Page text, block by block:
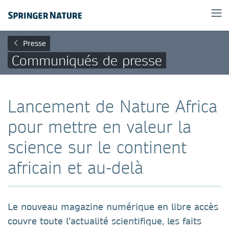
Presse
Communiqués de presse
Lancement de Nature Africa
pour mettre en valeur la
science sur le continent
africain et au-delà
Le nouveau magazine numérique en libre accès
couvre toute l’actualité scientifique, les faits